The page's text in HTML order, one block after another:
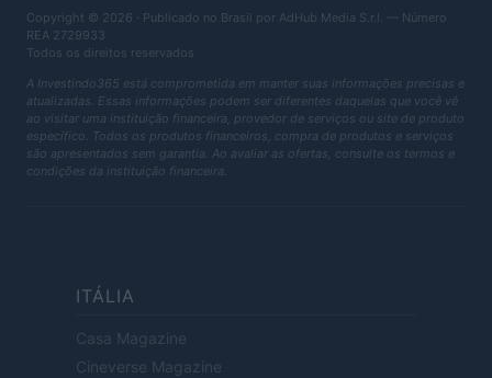
Copyright © 2026 · Publicado no Brasil por AdHub Media S.r.l. — Número
REA 2729933
Todos os direitos reservados
A Investindo365 está comprometida em manter suas informações precisas e
atualizadas. Essas informações podem ser diferentes daquelas que você vê
ao visitar uma instituição financeira, provedor de serviços ou site de produto
específico. Todos os produtos financeiros, compra de produtos e serviços
são apresentados sem garantia. Ao avaliar as ofertas, consulte os termos e
condições da instituição financeira.
ITÁLIA
Casa Magazine
Cineverse Magazine